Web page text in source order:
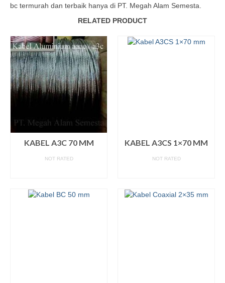
bc termurah dan terbaik hanya di PT. Megah Alam Semesta.
RELATED PRODUCT
KABEL A3C 70 MM
NOT RATED
KABEL A3CS 1×70 MM
NOT RATED